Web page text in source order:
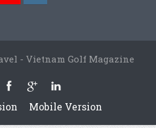
- Vietnam Golf Magazine
Mobile Version